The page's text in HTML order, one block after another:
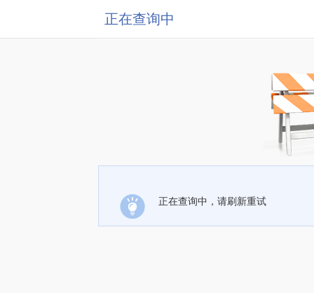
正在查询中
正在查询中，请刷新重试